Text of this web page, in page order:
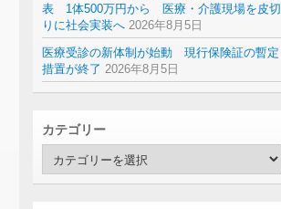
表 1体500万円から 医療・介護現場を皮切
りに社会実装へ 2026年8月5日
医療受診の新体制が始動 現行保険証の暫定
措置が終了 2026年8月5日
カテゴリー
ゴ